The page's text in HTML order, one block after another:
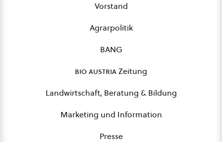
Vorstand
Agrarpolitik
BANG
bio austriaZeitung
Landwirtschaft, Beratung & Bildung
Marketing und Information
Presse